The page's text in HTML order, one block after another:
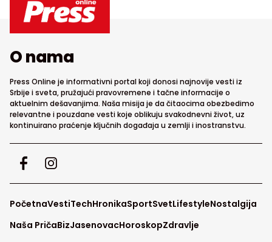
O nama
Press Online je informativni portal koji donosi najnovije vesti iz
Srbije i sveta, pružajući pravovremene i tačne informacije o
aktuelnim dešavanjima. Naša misija je da čitaocima obezbedimo
relevantne i pouzdane vesti koje oblikuju svakodnevni život, uz
kontinuirano praćenje ključnih događaja u zemlji i inostranstvu.
PočetnaVestiTechHronikaSportSvetLifestyleNostalgija
Naša PričaBizJasenovacHoroskopZdravlje